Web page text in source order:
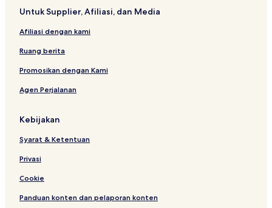
Untuk Supplier, Afiliasi, dan Media
Afiliasi dengan kami
Ruang berita
Promosikan dengan Kami
Agen Perjalanan
Kebijakan
Syarat & Ketentuan
Privasi
Cookie
Panduan konten dan pelaporan konten